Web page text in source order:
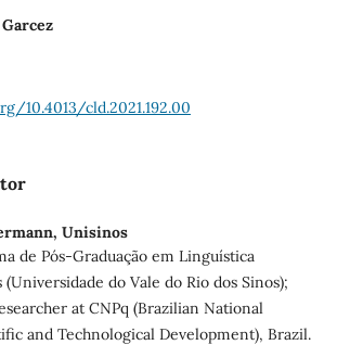
10.4013/cld.2021.192.00
Unisinos
de Pós-Graduação em Linguística
do Vale do Rio dos Sinos);
at CNPq (Brazilian National
and Technological Development), Brazil.